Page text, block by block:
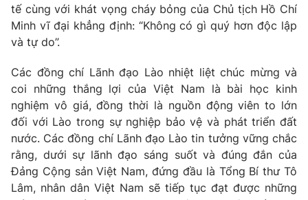
THỜI BÁO VTV
Cơ quan chủ quản: Đài Truyền hình Việt Nam
Cơ quan báo chí:Thời báo VTV
Giấy phép hoạt động báo in và báo điện tử số 483/GP-BTTTT
cấp ngày 29/12/2023
Tổng Biên tập:Vũ Thanh Thủy
Phó Tổng Biên tập:Nguyễn Thị Mỹ Hạnh, Phạm Quốc Thắng,
tế cùng với khát vọng cháy bỏng của Chủ tịch Hồ Chí
Minh vĩ đại khẳng định: “Không có gì quý hơn độc lập
và tự do”.
Các đồng chí Lãnh đạo Lào nhiệt liệt chúc mừng và
coi những thắng lợi của Việt Nam là bài học kinh
nghiệm vô giá, đồng thời là nguồn động viên to lớn
đối với Lào trong sự nghiệp bảo vệ và phát triển đất
nước. Các đồng chí Lãnh đạo Lào tin tưởng vững chắc
rằng, dưới sự lãnh đạo sáng suốt và đúng đắn của
Đảng Cộng sản Việt Nam, đứng đầu là Tổng Bí thư Tô
Lâm, nhân dân Việt Nam sẽ tiếp tục đạt được những